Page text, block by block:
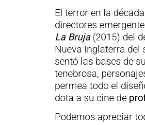
El terror en la
directores
La Bruja(2015) del
Nueva Inglaterra del
sentó las bases de
tenebrosa,
permea todo el
dota a su cine de
Podemos apreciar